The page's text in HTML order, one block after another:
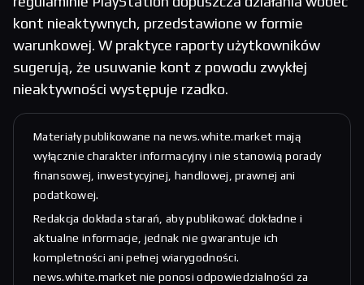
kont nieaktywnych, przedstawione w formie
warunkowej. W praktyce raporty użytkowników
sugerują, że usuwanie kont z powodu zwykłej
nieaktywności występuje rzadko.
Materiały publikowane na news.white.market mają
wyłącznie charakter informacyjny i nie stanowią porady
finansowej, inwestycyjnej, handlowej, prawnej ani
podatkowej.
Redakcja dokłada starań, aby publikować dokładne i
aktualne informacje, jednak nie gwarantuje ich
kompletności ani pełnej wiarygodności.
news.white.market nie ponosi odpowiedzialności za